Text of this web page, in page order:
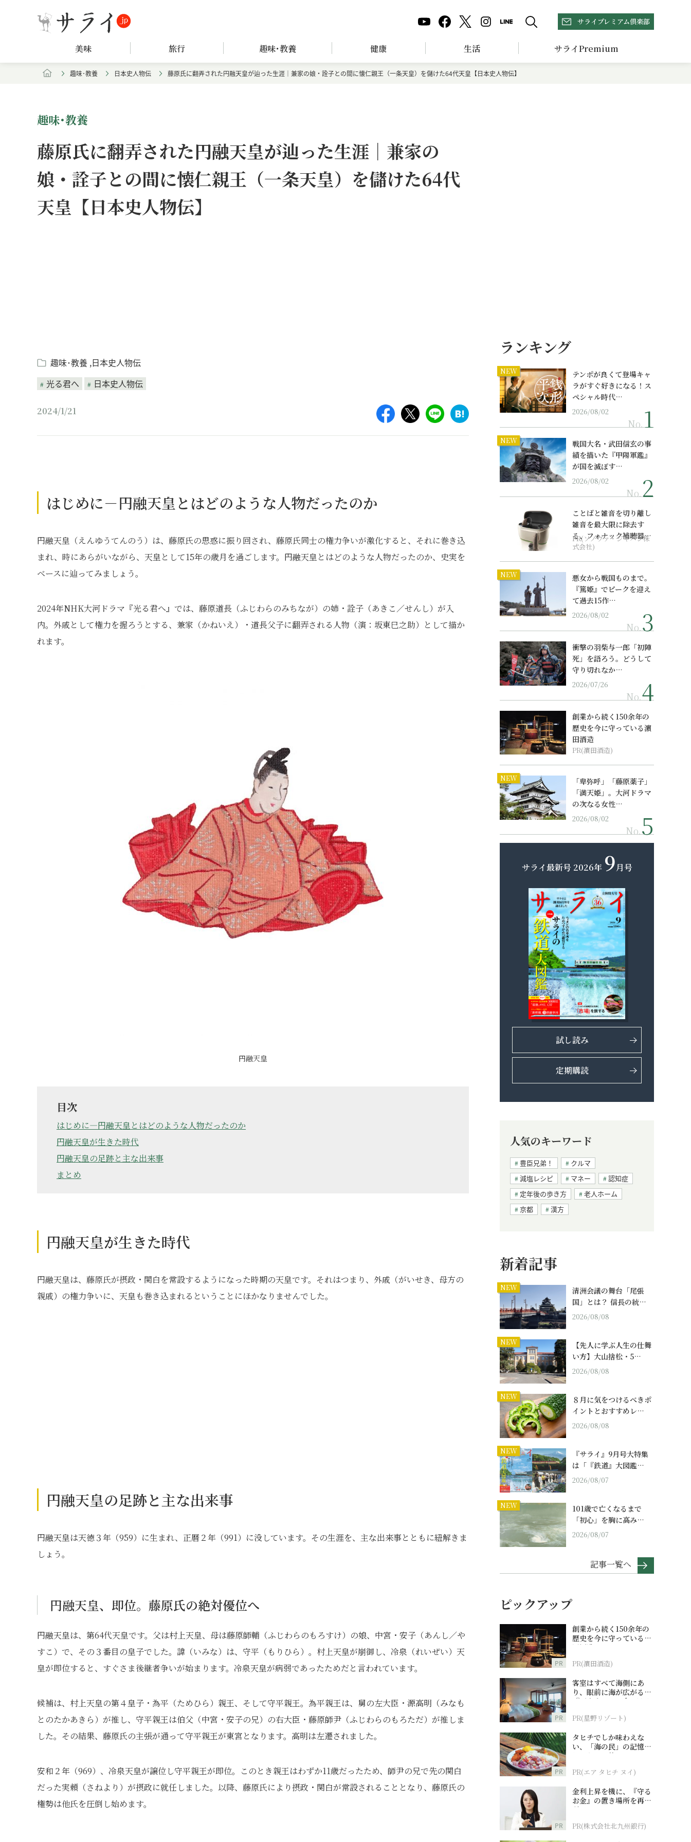
サライプレミアム倶楽部
美味 旅行 趣味･教養 健康 生活 サライPremium
趣味･教養 日本史人物伝 藤原氏に翻弄された円融天皇が辿った生涯｜兼家の娘・詮子との間に懐仁親王（一条天皇）を儲けた64代天皇【日本史人物伝】
趣味･教養
藤原氏に翻弄された円融天皇が辿った生涯｜兼家の
娘・詮子との間に懐仁親王（一条天皇）を儲けた64代
天皇【日本史人物伝】
趣味･教養 日本史人物伝
光る君へ
日本史人物伝
2024/1/21
はじめに－円融天皇とはどのような人物だったのか
円融天皇（えんゆうてんのう）は、藤原氏の思惑に振り回され、藤原氏同士の権力争いが激化すると、それに巻き込
まれ、時にあらがいながら、天皇として15年の歳月を過ごします。円融天皇とはどのような人物だったのか、史実を
ベースに辿ってみましょう。
2024年NHK大河ドラマ『光る君へ』では、藤原道長（ふじわらのみちなが）の姉・詮子（あきこ／せんし）が入
内。外戚として権力を握ろうとする、兼家（かねいえ）・道長父子に翻弄される人物（演：坂東巳之助）として描か
れます。
円融天皇
目次
はじめに―円融天皇とはどのような人物だったのか
円融天皇が生きた時代
円融天皇の足跡と主な出来事
まとめ
円融天皇が生きた時代
円融天皇は、藤原氏が摂政・関白を常設するようになった時期の天皇です。それはつまり、外戚（がいせき、母方の
親戚）の権力争いに、天皇も巻き込まれるということにほかなりませんでした。
円融天皇の足跡と主な出来事
円融天皇は天徳３年（959）に生まれ、正暦２年（991）に没しています。その生涯を、主な出来事とともに紐解きま
しょう。
円融天皇、即位。藤原氏の絶対優位へ
円融天皇は、第64代天皇です。父は村上天皇、母は藤原師輔（ふじわらのもろすけ）の娘、中宮・安子（あんし／や
すこ）で、その３番目の皇子でした。諱（いみな）は、守平（もりひら）。村上天皇が崩御し、冷泉（れいぜい）天
皇が即位すると、すぐさま後継者争いが始まります。冷泉天皇が病弱であったためだと言われています。
候補は、村上天皇の第４皇子・為平（ためひら）親王、そして守平親王。為平親王は、舅の左大臣・源高明（みなも
とのたかあきら）が推し、守平親王は伯父（中宮・安子の兄）の右大臣・藤原師尹（ふじわらのもろただ）が推しま
した。その結果、藤原氏の主張が通って守平親王が東宮となります。高明は左遷されました。
安和２年（969）、冷泉天皇が譲位し守平親王が即位。このとき親王はわずか11歳だったため、師尹の兄で先の関白
だった実頼（さねより）が摂政に就任しました。以降、藤原氏により摂政・関白が常設されることとなり、藤原氏の
権勢は他氏を圧倒し始めます。
ランキング
NEW
テンポが良くて登場キャ
ラがすぐ好きになる！ス
ペシャル時代…
2026/08/02
No.
NEW
戦国大名・武田信玄の事
績を描いた『甲陽軍鑑』
が国を滅ぼす…
2026/08/02
No.
ことばと雑音を切り離し
雑音を最大限に除去す
る、フォナック補聴器の
最上位モデル
PR(ソノヴァ・ジャパン株
式会社)
NEW
悪女から戦国ものまで。
『篤姫』でピークを迎え
て過去15作…
2026/08/02
No.
衝撃の羽柴与一郎「初陣
死」を語ろう。どうして
守り切れなか…
2026/07/26
No.
創業から続く150余年の
歴史を今に守っている濵
田酒造
PR(濵田酒造)
NEW
「卑弥呼」「藤原薬子」
「満天姫」。大河ドラマ
の次なる女性…
2026/08/02
No.
サライ最新号 2026年 9月号
試し読み
定期購読
人気のキーワード
豊臣兄弟！
クルマ
減塩レシピ
マネー
認知症
定年後の歩き方
老人ホーム
京都
漢方
新着記事
NEW
清洲会議の舞台「尾張
国」とは？ 信長の統…
2026/08/08
NEW
【先人に学ぶ人生の仕舞
い方】大山捨松・5…
2026/08/08
NEW
８月に気をつけるべきポ
イントとおすすめレ…
2026/08/08
NEW
『サライ』9月号大特集
は「『鉄道』大図鑑…
2026/08/07
NEW
101歳で亡くなるまで
「初心」を胸に高み…
2026/08/07
記事一覧へ
ピックアップ
PR
創業から続く150余年の
歴史を今に守っている濵
田酒造
PR(濵田酒造)
PR
客室はすべて海側にあ
り、眼前に海が広がる
『西表島ホテル by 星野
PR(星野リゾート)
PR
タヒチでしか味わえな
い、「海の民」の記憶へ
とつながる旅
PR(エア タヒチ ヌイ)
PR
金利上昇を機に、『守る
お金』の置き場所を再検
討
PR(株式会社北九州銀行)